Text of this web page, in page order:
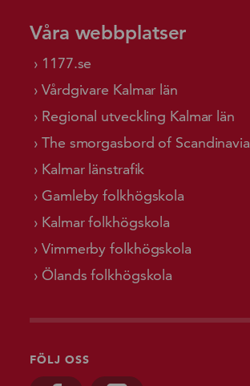
Våra webbplatser
1177.se
Vårdgivare Kalmar län
Regional utveckling Kalmar län
The smorgasbord of Scandinavia
Kalmar länstrafik
Gamleby folkhögskola
Kalmar folkhögskola
Vimmerby folkhögskola
Ölands folkhögskola
FÖLJ OSS